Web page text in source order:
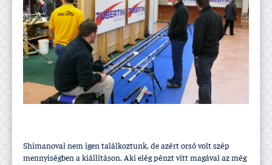
Shimanoval nem igen találkoztunk, de azért orsó volt szép
mennyiségben a kiállí­táson. Aki elég pénzt vitt magával az még